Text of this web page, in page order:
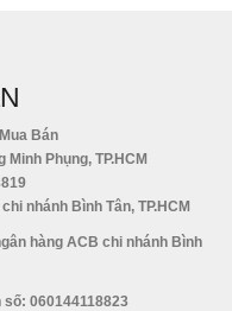
Bán
Phụng, TP.HCM
nhánh Bình Tân, TP.HCM
hàng ACB chi nhánh Bình
số: 060144118823